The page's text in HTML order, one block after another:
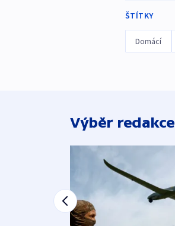
ŠTÍTKY
Domácí
Výběr redakce